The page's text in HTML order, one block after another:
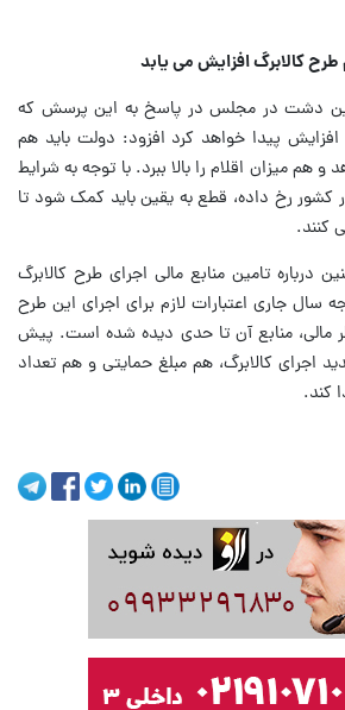
طرح کالابرگ افزایش می یابد
دشت در مجلس در پاسخ به این پرسش که
افزایش پیدا خواهد کرد افزود: دولت باید هم
هم میزان اقلام را بالا ببرد. با توجه به شرایط
کشور رخ داده، قطع به یقین باید کمک شود تا
کنند.
درباره تامین منابع مالی اجرای طرح کالابرگ
سال جاری اعتبارات لازم برای اجرای این طرح
مالی، منابع آن تا حدی دیده شده است. پیش
اجرای کالابرگ، هم مبلغ حمایتی و هم تعداد
کند.